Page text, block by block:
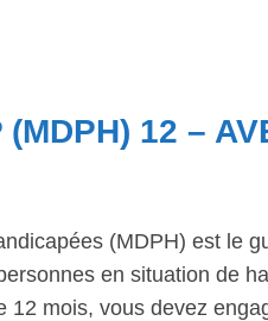
12 –
(MDPH) est le
en situation de
mois, vous devez